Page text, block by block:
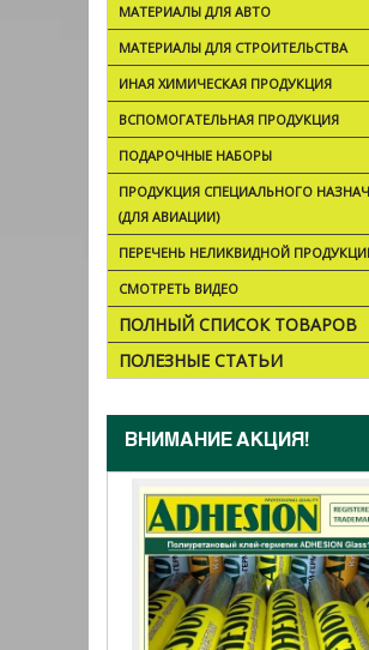
МАТЕРИАЛЫ ДЛЯ АВТО
МАТЕРИАЛЫ ДЛЯ СТРОИТЕЛЬСТВА
ИНАЯ ХИМИЧЕСКАЯ ПРОДУКЦИЯ
ВСПОМОГАТЕЛЬНАЯ ПРОДУКЦИЯ
ПОДАРОЧНЫЕ НАБОРЫ
ПРОДУКЦИЯ СПЕЦИАЛЬНОГО
(ДЛЯ АВИАЦИИ)
ПЕРЕЧЕНЬ НЕЛИКВИДНОЙ
СМОТРЕТЬ ВИДЕО
ПОЛНЫЙ СПИСОК ТОВАРОВ
ПОЛЕЗНЫЕ СТАТЬИ
ВНИМАНИЕ АКЦИЯ!